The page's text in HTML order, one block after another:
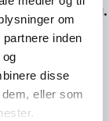
om
inden
disse
eller som
til at hjælpe dig.
mad